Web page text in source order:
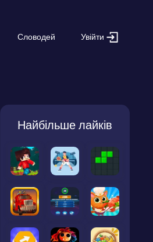
Словодей Увійти
Найбільше лайків